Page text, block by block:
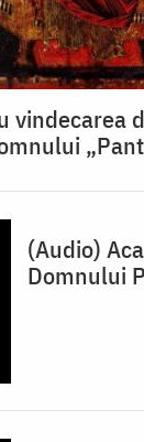
vindecarea
(Audio)
Domnului